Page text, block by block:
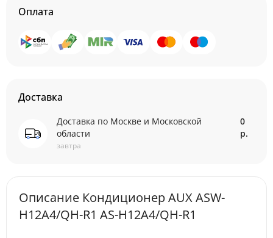
Оплата
Доставка
Доставка по Москве и Московской
области
завтра
0
р.
Описание Кондиционер AUX ASW-
H12A4/QH-R1 AS-H12A4/QH-R1